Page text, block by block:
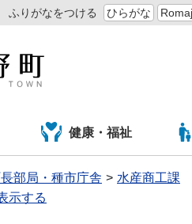
ふりがなをつける ひらがな
健康・福祉
部局・種市庁舎
水産商工課
示する